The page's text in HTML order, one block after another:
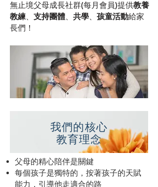
無止境父母成長社群(每月會員)提供教養
教練、 支持團體、 共學、 孩童活動給家
長們！
我們的核心
教育理念
父母的精心陪伴是關鍵
每個孩子是獨特的，按著孩子的天賦
能力，引導他走適合的路